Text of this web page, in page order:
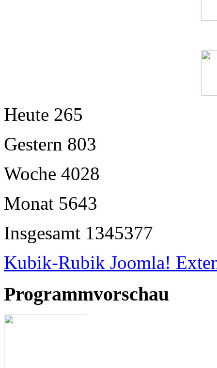
Heute 265
Gestern 803
Woche 4028
Monat 5643
Insgesamt 1345377
Kubik-Rubik Joomla!
Programmvorschau